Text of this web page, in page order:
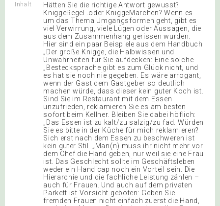
Inhalt
Hätten Sie die richtige Antwort gewusst?
KniggeRegel .oder KniggeMärchen? Wenn es
um das Thema Umgangsformen geht, gibt es
viel Verwirrung, viele Lügen oder Aussagen, die
aus dem Zusammenhang gerissen wurden.
Hier sind ein paar Beispiele aus dem Handbuch
„Der große Knigge, die Halbwissen und
Unwahrheiten für Sie aufdecken: Eine solche
„Bestecksprache gibt es zum Glück nicht, und
es hat sie noch nie gegeben. Es wäre arrogant,
wenn der Gast dem Gastgeber so deutlich
machen würde, dass dieser kein guter Koch ist.
Sind Sie im Restaurant mit dem Essen
unzufrieden, reklamieren Sie es am besten
sofort beim Kellner. Bleiben Sie dabei höflich:
„Das Essen ist zu kalt/zu salzig/zu fad. Würden
Sie es bitte in der Küche für mich reklamieren?
Sich erst nach dem Essen zu beschweren ist
kein guter Stil. „Man(n) muss ihr nicht mehr vor
dem Chef die Hand geben, nur weil sie eine Frau
ist. Das Geschlecht sollte im Geschäftsleben
weder ein Handicap noch ein Vorteil sein. Die
Hierarchie und die fachliche Leistung zählen –
auch für Frauen. Und auch auf dem privaten
Parkett ist Vorsicht geboten: Geben Sie
fremden Frauen nicht einfach zuerst die Hand,